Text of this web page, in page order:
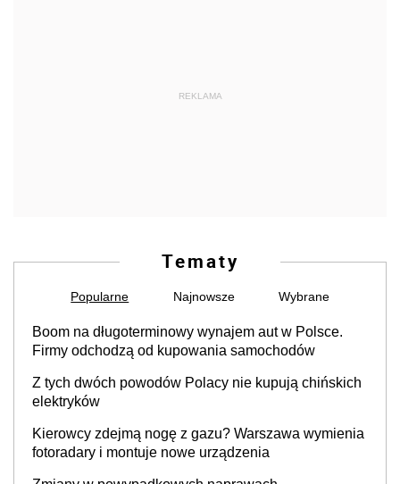
REKLAMA
Tematy
Popularne Najnowsze Wybrane
Boom na długoterminowy wynajem aut w Polsce.
Firmy odchodzą od kupowania samochodów
Z tych dwóch powodów Polacy nie kupują chińskich
elektryków
Kierowcy zdejmą nogę z gazu? Warszawa wymienia
fotoradary i montuje nowe urządzenia